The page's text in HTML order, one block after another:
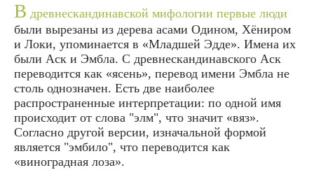
В древнескандинавской мифологии первые люди
были вырезаны из дерева асами Одином, Хёниром
и Локи, упоминается в «Младшей Эдде». Имена их
были Аск и Эмбла. С древнескандинавского Аск
переводится как «ясень», перевод имени Эмбла не
столь однозначен. Есть две наиболее
распространенные интерпретации: по одной имя
происходит от слова "элм", что значит «вяз».
Согласно другой версии, изначальной формой
является "эмбило", что переводится как
«виноградная лоза».